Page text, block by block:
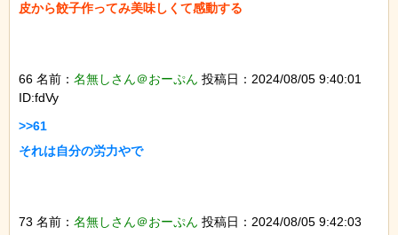
皮から餃子作ってみ美味しくて感動する
66 名前： 名無しさん＠おーぷん 投稿日：2024/08/05 9:40:01
ID:fdVy
>>61
それは自分の労力やで
73 名前： 名無しさん＠おーぷん 投稿日：2024/08/05 9:42:03